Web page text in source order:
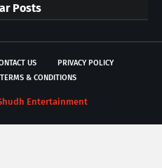
Posts
US
PRIVACY POLICY
TERMS & CONDITIONS
Entertainment